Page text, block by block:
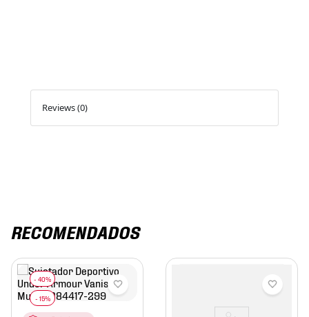
Reviews (0)
RECOMENDADOS